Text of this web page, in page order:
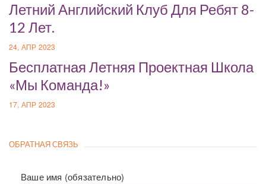
Летний Английский Клуб Для Ребят 8-
12 Лет.
24, АПР 2023
Бесплатная Летняя Проектная Школа
«Мы Команда!»
17, АПР 2023
ОБРАТНАЯ СВЯЗЬ
Ваше имя (обязательно)